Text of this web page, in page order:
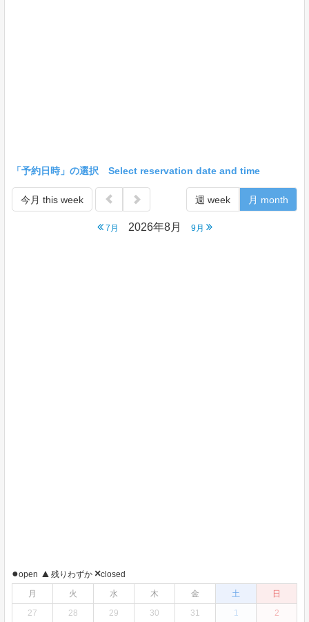
「予約日時」の選択 Select reservation date and time
今月 this week
7月 2026年8月 9月
週 week 月 month
●open ▲ 残りわずか ×closed
月
火 水 木 金 土
日
27
28 29 30 31 1 2